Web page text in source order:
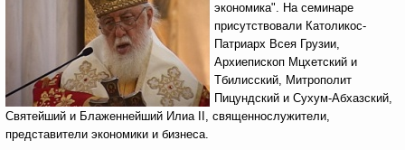
экономика". На семинаре
присутствовали Католикос-
Патриарх Всея Грузии,
Архиепископ Мцхетский и
Тбилисский, Митрополит
Пицундский и Сухум-Абхазский,
Святейший и Блаженнейший Илиа II, священнослужители,
представители экономики и бизнеса.